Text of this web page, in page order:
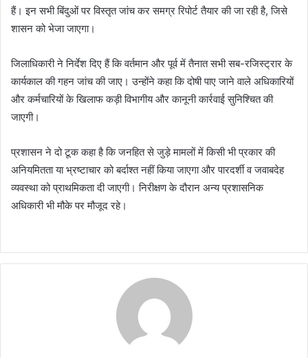
हैं। इन सभी बिंदुओं पर विस्तृत जांच कर समग्र रिपोर्ट तैयार की जा रही है, जिसे
शासन को भेजा जाएगा।
जिलाधिकारी ने निर्देश दिए हैं कि वर्तमान और पूर्व में तैनात सभी सब-रजिस्ट्रार के
कार्यकाल की गहन जांच की जाए। उन्होंने कहा कि दोषी पाए जाने वाले अधिकारियों
और कर्मचारियों के खिलाफ कड़ी विभागीय और कानूनी कार्रवाई सुनिश्चित की
जाएगी।
प्रशासन ने दो टूक कहा है कि जनहित से जुड़े मामलों में किसी भी प्रकार की
अनियमितता या भ्रष्टाचार को बर्दाश्त नहीं किया जाएगा और पारदर्शी व जवाबदेह
व्यवस्था को प्राथमिकता दी जाएगी। निरीक्षण के दौरान अन्य प्रशासनिक
अधिकारी भी मौके पर मौजूद रहे।